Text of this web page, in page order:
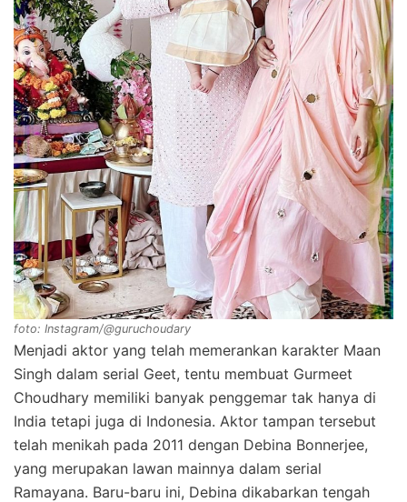
foto: Instagram/@guruchoudary
Menjadi aktor yang telah memerankan karakter Maan
Singh dalam serial Geet, tentu membuat Gurmeet
Choudhary memiliki banyak penggemar tak hanya di
India tetapi juga di Indonesia. Aktor tampan tersebut
telah menikah pada 2011 dengan Debina Bonnerjee,
yang merupakan lawan mainnya dalam serial
Ramayana. Baru-baru ini, Debina dikabarkan tengah